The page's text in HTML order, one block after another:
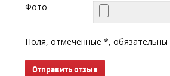
Фото
Поля, отмеченные *, обязательны
Отправить отзыв